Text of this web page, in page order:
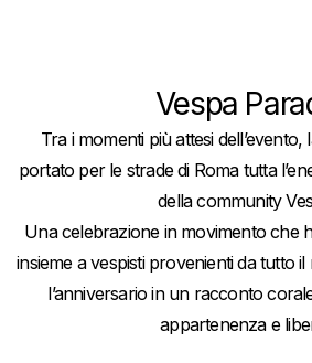
Vespa
Tra i momenti più attesi dell’evento,
portato per le strade di Roma tutta
della community
Una celebrazione in movimento che
insieme a vespisti provenienti da tutto
l’anniversario in un racconto
appartenenza e